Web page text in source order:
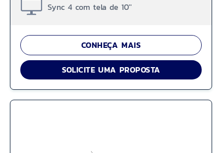
Sync 4 com tela de 10''
CONHEÇA MAIS
SOLICITE UMA PROPOSTA